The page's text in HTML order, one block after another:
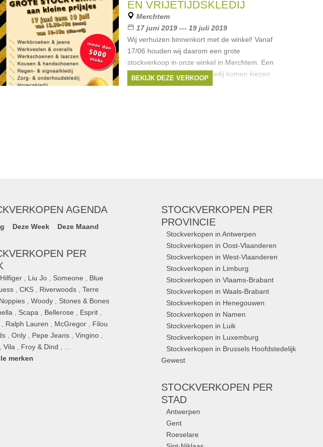
Boss
EN VRIJETIJDSKLEDIJ
Merchtem
17 juni 2019 --- 19 juli 2019
Wij verhuizen binnenkort met de winkel! Vanaf
17/06 houden wij daarom een grote
stockverkoop in onze winkel in Merchtem. Een
maand lang kunnen jullie kledij komen kiezen
aan kleine prijsjes. Zowel werkkledij
BEKIJK DEZE VERKOOP
AGENDA
Deze Week Deze Maand
PER
Liu Jo Someone
Blue
,CKS Riverwoods ,Terre
Noppies ,Woody
Stones & Bones
Scapa Bellerose Esprit
Ralph Lauren McGregor
Filou
,Only Pepe Jeans ,Vingino
,Vila Froy & Dind
merken
STOCKVERKOPEN PER
PROVINCIE
Stockverkopen in Antwerpen
Stockverkopen in Oost-Vlaanderen
Stockverkopen in West-Vlaanderen
Stockverkopen in Limburg
Stockverkopen in Vlaams-Brabant
Stockverkopen in Waals-Brabant
Stockverkopen in Henegouwen
Stockverkopen in Namen
Stockverkopen in Luik
Stockverkopen in Luxemburg
Stockverkopen in Brussels Hoofdstedelijk
Gewest
STOCKVERKOPEN PER
STAD
Antwerpen
Gent
Roeselare